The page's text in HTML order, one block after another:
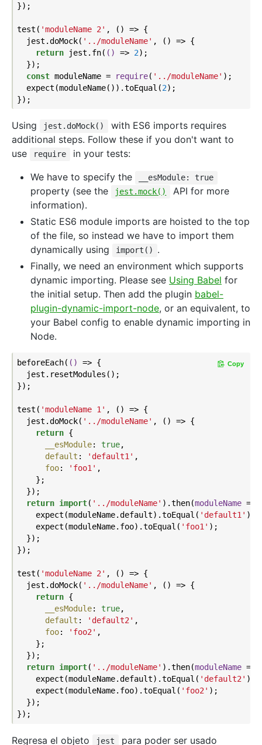
});
test( 'moduleName 2' , () => {
  jest.doMock(
'../moduleName' , () => {
return jest.fn( () => 2);
  });
const moduleName = require( '../moduleName' );
  expect(moduleName()).toEqual(
2);
Using jest.doMock()
with ES6 imports requires
additional steps. Follow these if you don't want to
use
require
in your tests:
We have to specify the
__esModule: true
property (see the jest.mock()
API for more
information).
Static ES6 module imports are hoisted to the top
of the file, so instead we have to import them
dynamically using
import()
.
Finally, we need an environment which supports
dynamic importing. Please see Using Babel for
the initial setup. Then add the plugin babel-
plugin-dynamic-import-node, or an equivalent, to
your Babel config to enable dynamic importing in
Node.
beforeEach( () => {
  jest.resetModules();
});
test( 'moduleName 1' , () => {
  jest.doMock(
'../moduleName' , () => {
return {
__esModule: true,
default : 'default1' ,
foo: 'foo1' ,
    };
  });
return import( '../moduleName' ).then(moduleName =>
    expect(moduleName.default).toEqual(
'default1' );
    expect(moduleName.foo).toEqual(
'foo1' );
  });
});
test( 'moduleName 2' , () => {
  jest.doMock(
'../moduleName' , () => {
return {
__esModule: true,
default : 'default2' ,
foo: 'foo2' ,
    };
  });
return import( '../moduleName' ).then(moduleName =>
    expect(moduleName.default).toEqual(
'default2' );
    expect(moduleName.foo).toEqual(
'foo2' );
  });
Copy
Regresa el objeto jest
para poder ser usado